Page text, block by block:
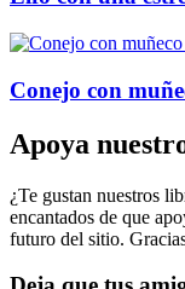
Conejo con
Apoya
¿Te gustan nuestros
encantados de que
futuro del sitio.